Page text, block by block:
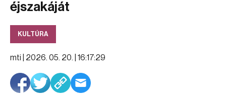
éjszakáját
KULTÚRA
mti | 2026. 05. 20. | 16:17:29